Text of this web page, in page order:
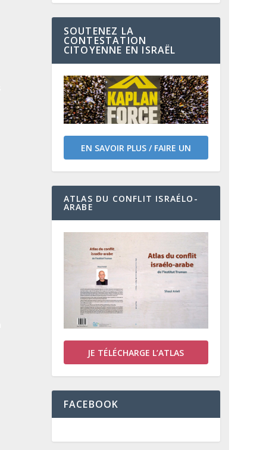
SOUTENEZ LA
CONTESTATION
CITOYENNE EN ISRAËL
EN SAVOIR PLUS / FAIRE UN
DON
ATLAS DU CONFLIT ISRAÉLO-
ARABE
JE TÉLÉCHARGE L’ATLAS
FACEBOOK